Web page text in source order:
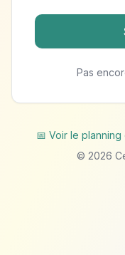
Pas
📅 Voir le
© 2026